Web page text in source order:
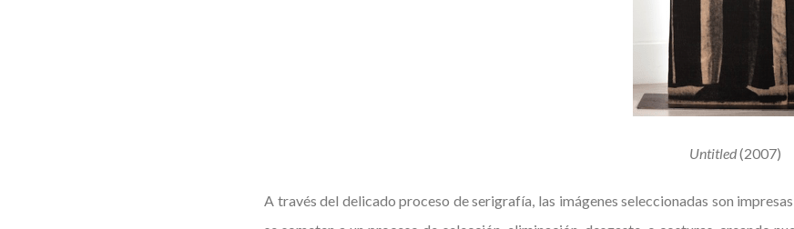
Untitled(2007)
A través del delicado proceso de serigrafía, las imágenes seleccionadas son